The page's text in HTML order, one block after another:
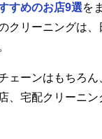
すめのお店9選を
クリーニングは
ェーンはもちろ
、宅配クリーニン